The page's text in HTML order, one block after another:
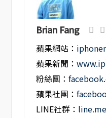
Brian Fang
蘋果網站：
蘋果新聞：
粉絲團：
蘋果社團：
LINE社群：